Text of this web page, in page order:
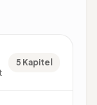
5 Kapitel